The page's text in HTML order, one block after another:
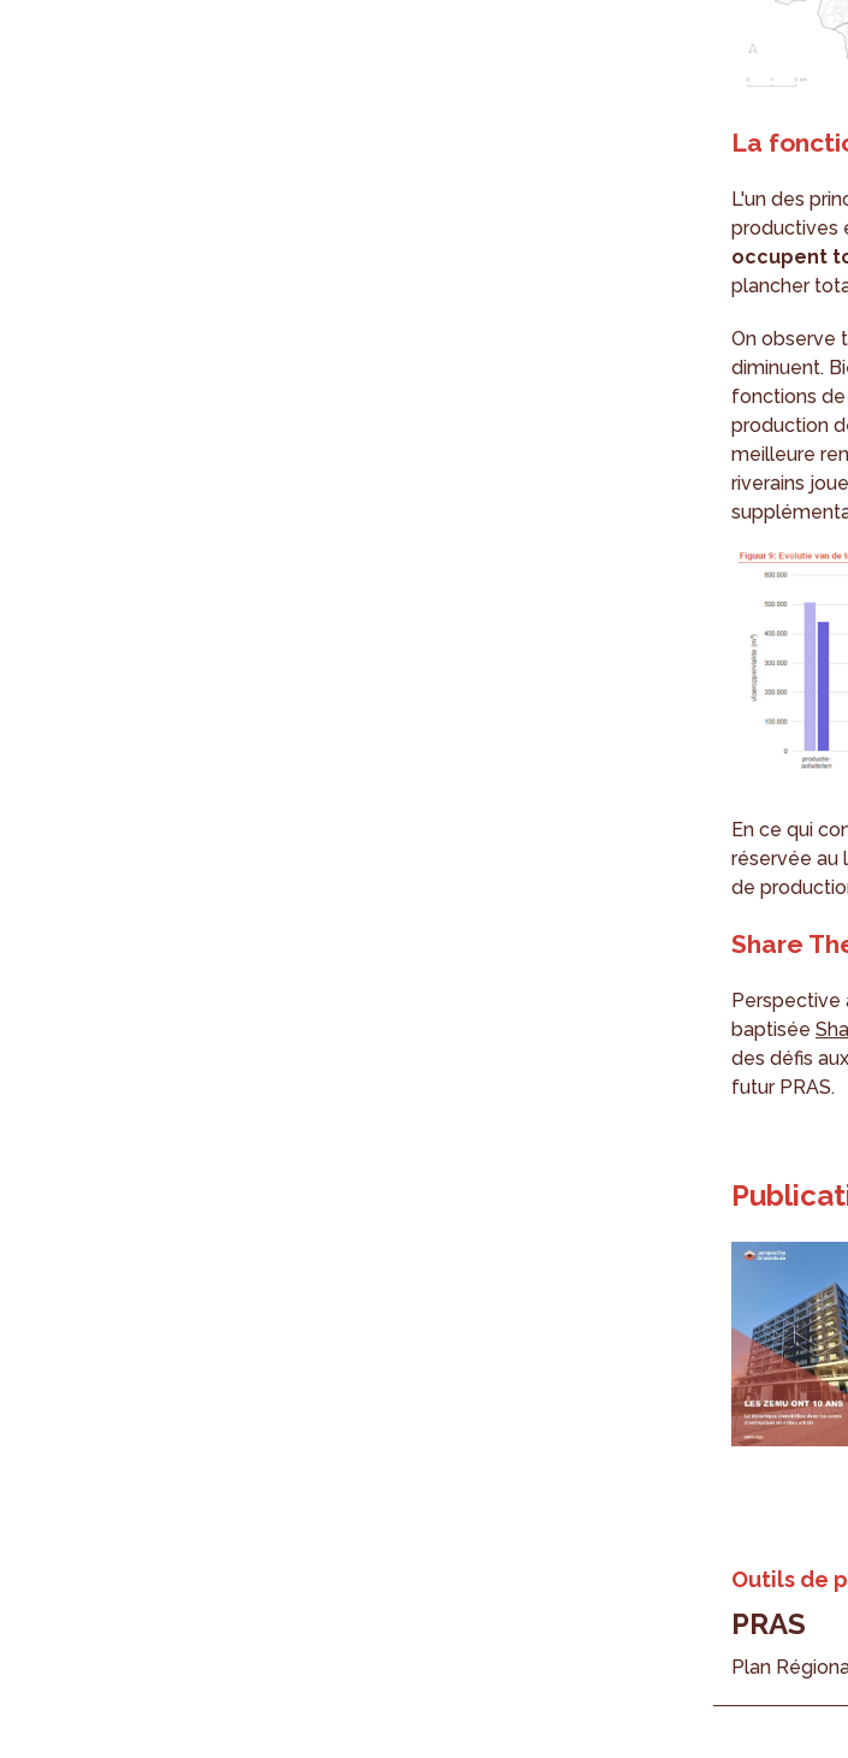
La
L'un des
productives
occupent
plancher
On observe
diminuent.
fonctions
production
meilleure
riverains
En ce qui
réservée au
de
Share
Perspective
baptisée
des défis
futur PRAS.
Outils de
PRAS
Plan